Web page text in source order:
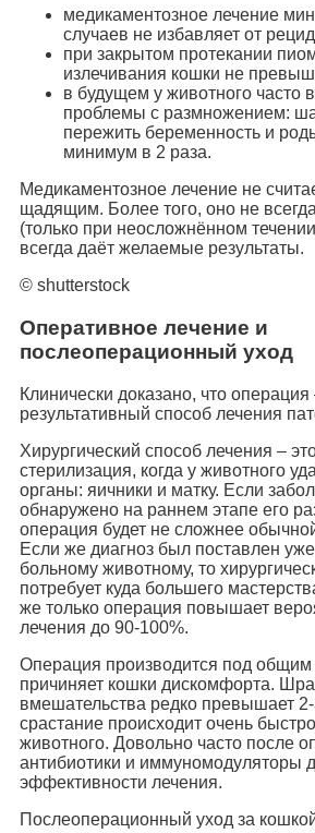
медикаментозное лечение
случаев не избавляет от
при закрытом протекании
излечивания кошки не
в будущем у животного часто
проблемы с размножением:
пережить беременность и
минимум в 2 раза.
Медикаментозное лечение не
щадящим. Более того, оно не
(только при неосложнённом
всегда даёт желаемые результаты.
© shutterstock
Оперативное лечение и
послеоперационный уход
Клинически доказано, что
результативный способ лечения
Хирургический способ лечения –
стерилизация, когда у животного
органы: яичники и матку. Если
обнаружено на раннем этапе его
операция будет не сложнее
Если же диагноз был поставлен
больному животному, то
потребует куда большего
же только операция повышает
лечения до 90-100%.
Операция производится под общим
причиняет кошки дискомфорта.
вмешательства редко превышает
срастание происходит очень
животного. Довольно часто после
антибиотики и иммуномодуляторы
эффективности лечения.
Послеоперационный уход за